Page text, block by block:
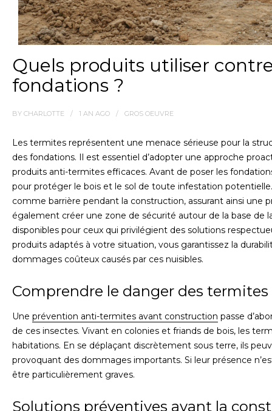
Quels produits utiliser
fondations ?
BY CHARLOTTE 1 AN AGO GROS OEUVRE
Les termites représentent une menace sérieuse pour la
des fondations. Il est essentiel d’adopter une approche
produits anti-termites efficaces. Avant de poser les
pour protéger le bois et le sol de toute infestation
comme barrière pendant la construction, assurant ainsi une
également créer une zone de sécurité autour de la base de
disponibles pour ceux qui privilégient des solutions
produits adaptés à votre situation, vous garantissez la
dommages coûteux causés par ces nuisibles.
Comprendre le danger des termites
Une prévention anti-termites avant construction passe
de ces insectes. Vivant en colonies et friands de bois, les
habitations. En se déplaçant discrètement sous terre, ils
provoquant des dommages importants. Si leur présence
être particulièrement graves.
Solutions préventives avant la